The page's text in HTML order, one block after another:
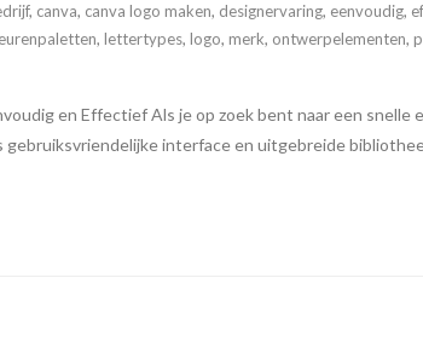
, canva, canva logo maken, designervaring, eenvoudig,
, lettertypes, logo, merk, ontwerpelementen,
en Effectief Als je op zoek bent naar een
gebruiksvriendelijke interface en uitgebreide